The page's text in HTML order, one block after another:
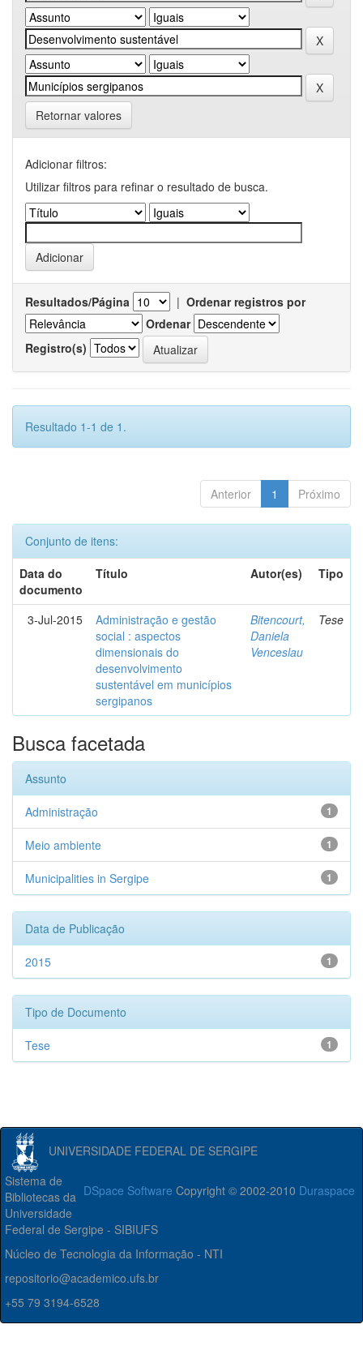
Retornar valores
Adicionar filtros:
Utilizar filtros para refinar o resultado de busca.
Resultados/Página | Ordenar registros por
Ordenar
Registro(s)
Resultado 1-1 de 1.
Anterior 1 Próximo
Conjunto de itens:
Data do
documento
Título Autor(es) Tipo
3-Jul-2015
Administração e gestão
social : aspectos
dimensionais do
desenvolvimento
sustentável em municípios
sergipanos
Bitencourt,
Daniela
Venceslau
Tese
Busca facetada
Assunto
1
Administração
1
Meio ambiente
1
Municipalities in Sergipe
Data de Publicação
1
2015
Tipo de Documento
1
Tese
UNIVERSIDADE FEDERAL DE SERGIPE
DSpace Software Copyright © 2002-2010 Duraspace
Sistema de
Bibliotecas da
Universidade
Federal de Sergipe - SIBIUFS
Núcleo de Tecnologia da Informação - NTI
repositorio@academico.ufs.br
+55 79 3194-6528